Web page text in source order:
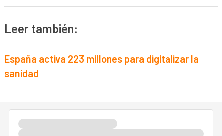
Leer también:
España activa 223 millones para digitalizar la
sanidad